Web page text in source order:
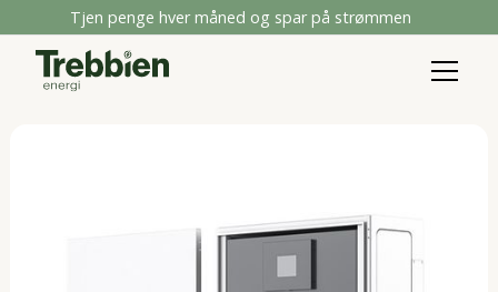
Tjen penge hver måned og spar på strømmen